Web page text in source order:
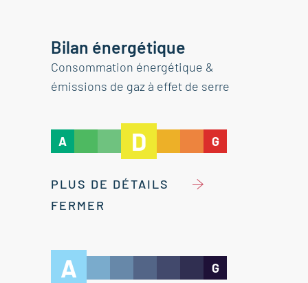
Bilan énergétique
Consommation énergétique &
émissions de gaz à effet de serre
A D G
PLUS DE DÉTAILS
FERMER
A G